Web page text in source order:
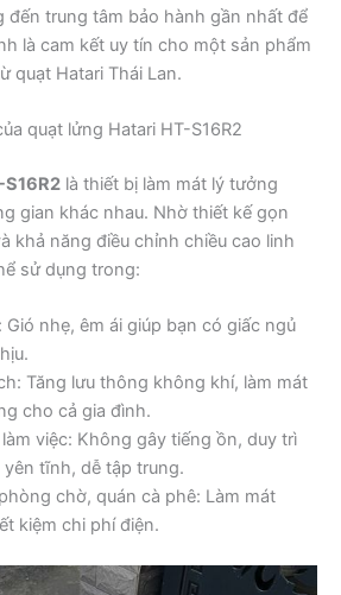
đến trung tâm bảo hành gần nhất để
là cam kết uy tín cho một sản phẩm
quạt Hatari Thái Lan.
quạt lửng Hatari HT-S16R2
là thiết bị làm mát lý tưởng
gian khác nhau. Nhờ thiết kế gọn
khả năng điều chỉnh chiều cao linh
sử dụng trong:
Gió nhẹ, êm ái giúp bạn có giấc ngủ
Tăng lưu thông không khí, làm mát
cho cả gia đình.
việc: Không gây tiếng ồn, duy trì
tĩnh, dễ tập trung.
chờ, quán cà phê: Làm mát
kiệm chi phí điện.